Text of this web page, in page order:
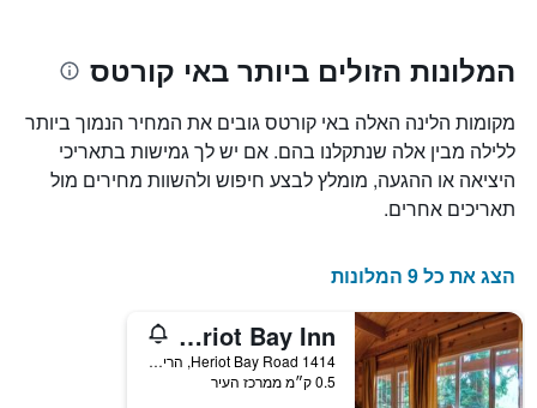
המלונות הזולים ביותר באי קורטס
מקומות הלינה האלה באי קורטס גובים את המחיר הנמוך ביותר
ללילה מבין אלה שנתקלנו בהם. אם יש לך גמישות בתאריכי
היציאה או ההגעה, מומלץ לבצע חיפוש ולהשוות מחירים מול
תאריכים אחרים.
הצג את כל 9 המלונות
Heriot Bay Inn
1414 Heriot Bay Road, הריוט ביי, BC, קנדה
0.5 ק״מ ממרכז העיר